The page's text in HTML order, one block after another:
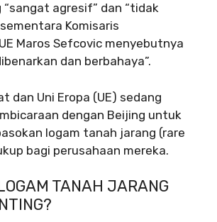
agresif” dan “tidak
Komisaris
Maros Sefcovic menyebutnya
dan berbahaya”.
dan Uni Eropa (UE) sedang
dengan Beijing untuk
logam tanah jarang (rare
bagi perusahaan mereka.
TANAH JARANG